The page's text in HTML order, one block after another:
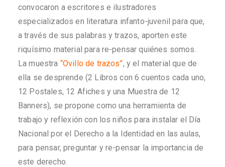
convocaron a escritores e ilustradores
especializados en literatura infanto-juvenil para que,
a través de sus palabras y trazos, aporten este
riquísimo material para re-pensar quiénes somos.
La muestra “Ovillo de trazos”, y el material que de
ella se desprende (2 Libros con 6 cuentos cada uno,
12 Postales, 12 Afiches y una Muestra de 12
Banners), se propone como una herramienta de
trabajo y reflexión con los niños para instalar el Día
Nacional por el Derecho a la Identidad en las aulas,
para pensar, preguntar y re-pensar la importancia de
este derecho.